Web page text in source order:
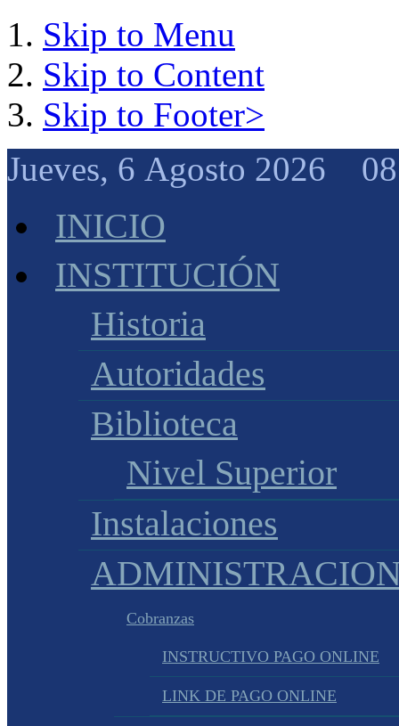
Skip to Menu
Skip to Content
Skip to Footer>
Jueves, 6 Agosto 2026
INICIO
INSTITUCIÓN
Historia
Autoridades
Biblioteca
Nivel Superior
Instalaciones
Cobranzas
INSTRUCTIVO PAGO ONLINE
LINK DE PAGO ONLINE